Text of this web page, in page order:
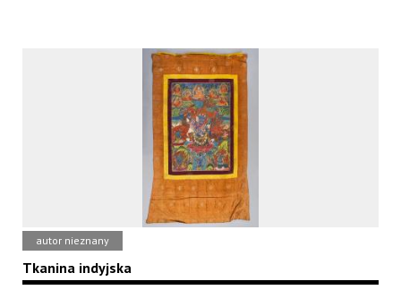
autor nieznany
Tkanina indyjska